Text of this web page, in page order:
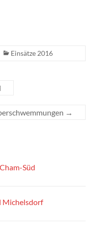
Einsätze 2016
→
Süd
Michelsdorf